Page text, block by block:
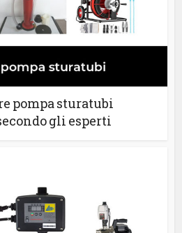
pompa sturatubi
gli esperti